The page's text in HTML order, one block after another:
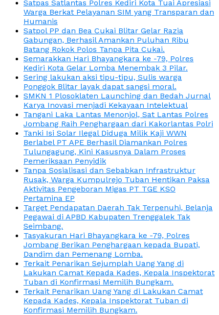
Satpas Satlantas Polres Kediri Kota Tuai Apresiasi
Warga Berkat Pelayanan SIM yang Transparan dan
Humanis
Satpol PP dan Bea Cukai Blitar Gelar Razia
Gabungan, Berhasil Amankan Puluhan Ribu
Batang Rokok Polos Tanpa Pita Cukai.
Semarakkan Hari Bhayangkara ke -79, Polres
Kediri Kota Gelar Lomba Menembak 3 Pilar.
Sering lakukan aksi tipu-tipu, Sulis warga
Ponggok Blitar layak dapat sangsi moral.
SMKN 1 Plosoklaten Launching dan Bedah Jurnal
Karya Inovasi menjadi Kekayaan Intelektual
Tangani Laka Lantas Menonjol, Sat Lantas Polres
Jombang Raih Penghargaan dari Kakorlantas Polri
Tanki Isi Solar Ilegal Diduga Milik Kaji WWN
Berlabel PT APE Berhasil Diamankan Polres
Tulungagung, Kini Kasusnya Dalam Proses
Pemeriksaan Penyidik
Tanpa Sosialisasi dan Sebabkan Infrastruktur
Rusak, Warga Kumpulrejo Tuban Hentikan Paksa
Aktivitas Pengeboran Migas PT TGE KSO
Pertamina EP
Target Pendapatan Daerah Tak Terpenuhi, Belanja
Pegawai di APBD Kabupaten Trenggalek Tak
Seimbang.
Tasyakuran Hari Bhayangkara ke -79, Polres
Jombang Berikan Penghargaan kepada Bupati,
Dandim dan Pemenang Lomba.
Terkait Penarikan Sejumplah Uang Yang di
Lakukan Camat Kepada Kades, Kepala Inspektorat
Tuban di Konfirmasi Memilih Bungkam.
Terkait Penarikan Uang Yang di Lakukan Camat
Kepada Kades, Kepala Inspektorat Tuban di
Konfirmasi Memilih Bungkam.